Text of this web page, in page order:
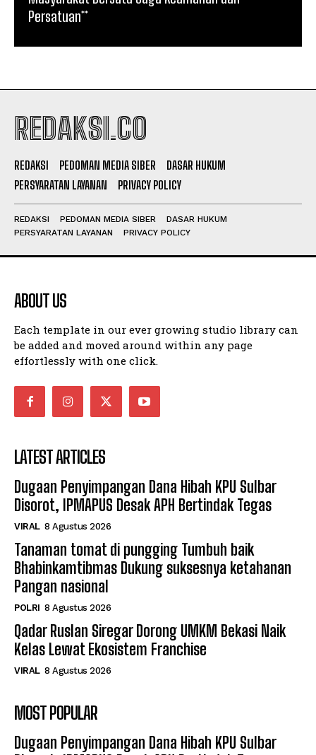
Persatuan**
REDAKSI.CO
REDAKSI PEDOMAN MEDIA SIBER
DASAR HUKUM
PERSYARATAN LAYANAN
PRIVACY POLICY
REDAKSI PEDOMAN MEDIA SIBER
DASAR HUKUM
PERSYARATAN LAYANAN
PRIVACY POLICY
ABOUT US
Each template in our ever growing studio library can
be added and moved around within any page
effortlessly with one click.
LATEST ARTICLES
Dugaan Penyimpangan Dana Hibah KPU Sulbar
Disorot, IPMAPUS Desak APH Bertindak Tegas
VIRAL 8 Agustus 2026
Tanaman tomat di pungging Tumbuh baik
Bhabinkamtibmas Dukung suksesnya ketahanan
Pangan nasional
POLRI 8 Agustus 2026
Qadar Ruslan Siregar Dorong UMKM Bekasi Naik
Kelas Lewat Ekosistem Franchise
VIRAL 8 Agustus 2026
MOST POPULAR
Dugaan Penyimpangan Dana Hibah KPU Sulbar